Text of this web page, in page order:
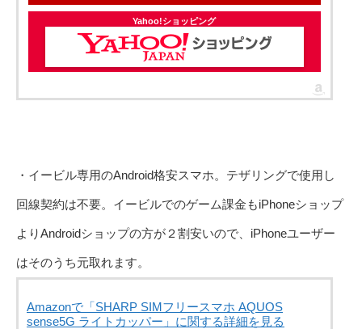
Yahoo!ショッピング
・イービル専用のAndroid格安スマホ。テザリングで使用し
回線契約は不要。イービルでのゲーム課金もiPhoneショップ
よりAndroidショップの方が２割安いので、iPhoneユーザー
はそのうち元取れます。
Amazonで「SHARP SIMフリースマホ AQUOS
sense5G ライトカッパー」に関する詳細を見る